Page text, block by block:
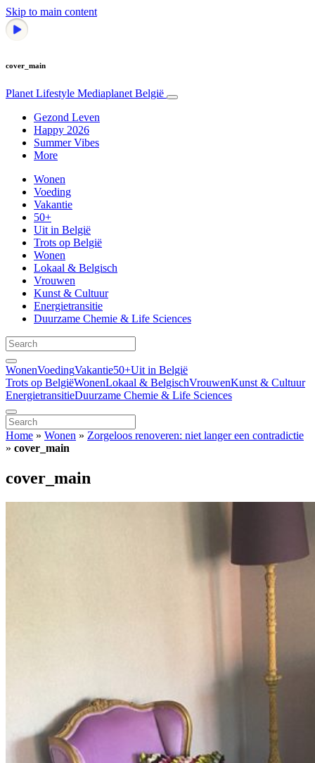
Skip to main content
cover_main
Planet Lifestyle Mediaplanet België
Gezond Leven
Happy 2026
Summer Vibes
More
Wonen
Voeding
Vakantie
50+
Uit in België
Trots op België
Wonen
Lokaal & Belgisch
Vrouwen
Kunst & Cultuur
Energietransitie
Duurzame Chemie & Life Sciences
WonenVoedingVakantie50+Uit in België
Trots op BelgiëWonenLokaal & BelgischVrouwenKunst & Cultuur
EnergietransitieDuurzame Chemie & Life Sciences
Home » Wonen » Zorgeloos renoveren: niet langer een contradictie
» cover_main
cover_main